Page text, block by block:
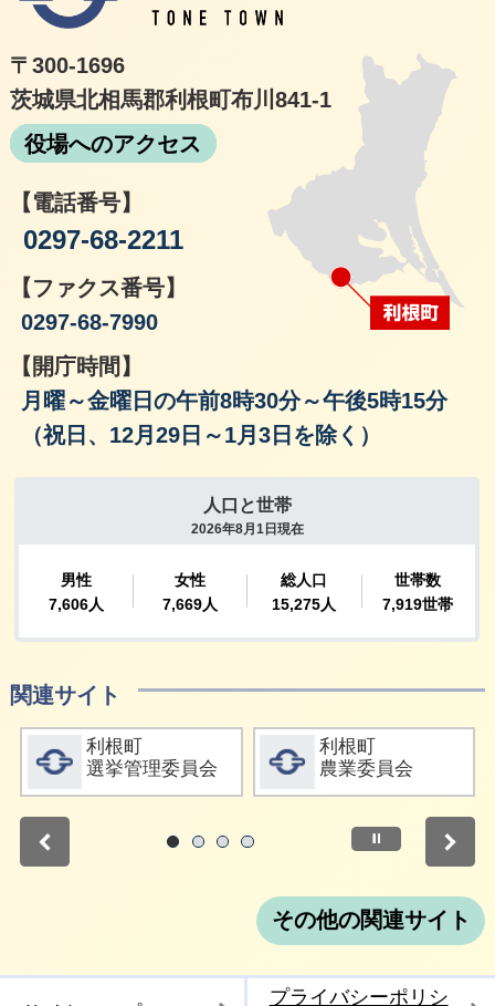
〒300-1696
茨城県北相馬郡利根町布川841-1
役場へのアクセス
【電話番号】
0297-68-2211
【ファクス番号】
0297-68-7990
【開庁時間】
月曜～金曜日の午前8時30分～午後5時15分
（祝日、12月29日～1月3日を除く）
関連サイト
詳細をみる
利根町
選挙管理委員会
詳細をみる
利根町
農業委員会
停止
その他の関連サイト
プライバシーポリシ